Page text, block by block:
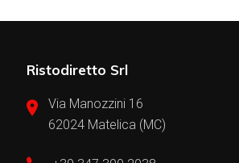
Ristodiretto Srl
Via Manozzini 16
62024 Matelica (MC)